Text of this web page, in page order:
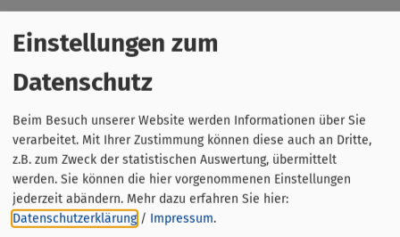
Einstellungen zum
Datenschutz
Beim Besuch unserer Website werden Informationen über Sie
verarbeitet. Mit Ihrer Zustimmung können diese auch an Dritte,
z.B. zum Zweck der statistischen Auswertung, übermittelt
werden. Sie können die hier vorgenommenen Einstellungen
jederzeit abändern. Mehr dazu erfahren Sie hier:
Datenschutzerklärung / Impressum.